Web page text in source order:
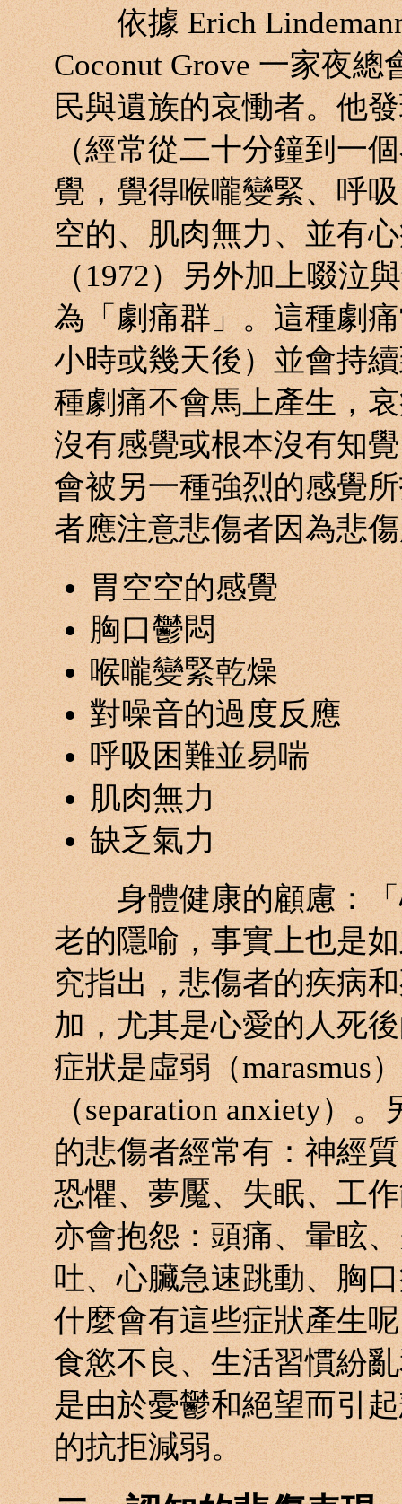
依據 Erich Lindemann
Coconut Grove 一家夜
民與遺族的哀慟者。他
（經常從二十分鐘到一
覺，覺得喉嚨變緊、呼
空的、肌肉無力、並有
（1972）另外加上啜泣
為「劇痛群」。這種劇
小時或幾天後）並會持
種劇痛不會馬上產生，
沒有感覺或根本沒有知
會被另一種強烈的感覺
者應注意悲傷者因為悲
胃空空的感覺
胸口鬱悶
喉嚨變緊乾燥
對噪音的過度反應
呼吸困難並易喘
肌肉無力
缺乏氣力
身體健康的顧慮：「
老的隱喻，事實上也是
究指出，悲傷者的疾病
加，尤其是心愛的人死
症狀是虛弱（marasmus
（separation anxiety）
的悲傷者經常有：神經
恐懼、夢魘、失眠、工
亦會抱怨：頭痛、暈眩
吐、心臟急速跳動、胸
什麼會有這些症狀產生
食慾不良、生活習慣紛
是由於憂鬱和絕望而引
的抗拒減弱。